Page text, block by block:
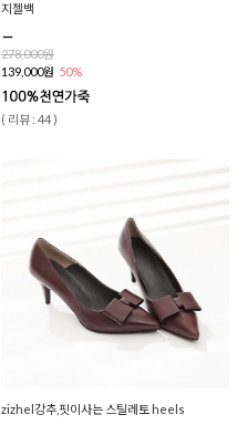
지젤백
278,000원
139,000원 50%
( 리뷰 : 44 )
zizhel강추,핏이사는 스틸레토 heels